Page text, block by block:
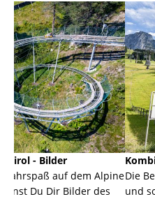
Alpine
des
Kombibahn Karkogel
Die Bergbahn in
und sowohl im